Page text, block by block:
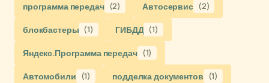
программа передач (2) Автосервис (2)
блокбастеры (1) ГИБДД (1)
Яндекс.Программа передач (1)
Автомобили (1) подделка документов (1)